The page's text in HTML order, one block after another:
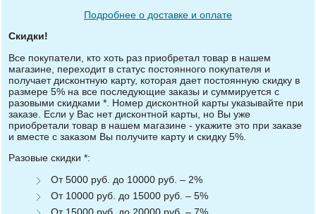
Подробнее о доставке и оплате
Скидки!
Все покупатели, кто хоть раз приобретал товар в нашем
магазине, переходит в статус постоянного покупателя и
получает дисконтную карту, которая дает постоянную скидку в
размере 5% на все последующие заказы и суммируется с
разовыми скидками *. Номер дисконтной карты указывайте при
заказе. Если у Вас нет дисконтной карты, но Вы уже
приобретали товар в нашем магазине - укажите это при заказе
и вместе с заказом Вы получите карту и скидку 5%.
Разовые скидки *:
От 5000 руб. до 10000 руб. – 2%
От 10000 руб. до 15000 руб. – 5%
От 15000 руб. до 20000 руб. – 7%